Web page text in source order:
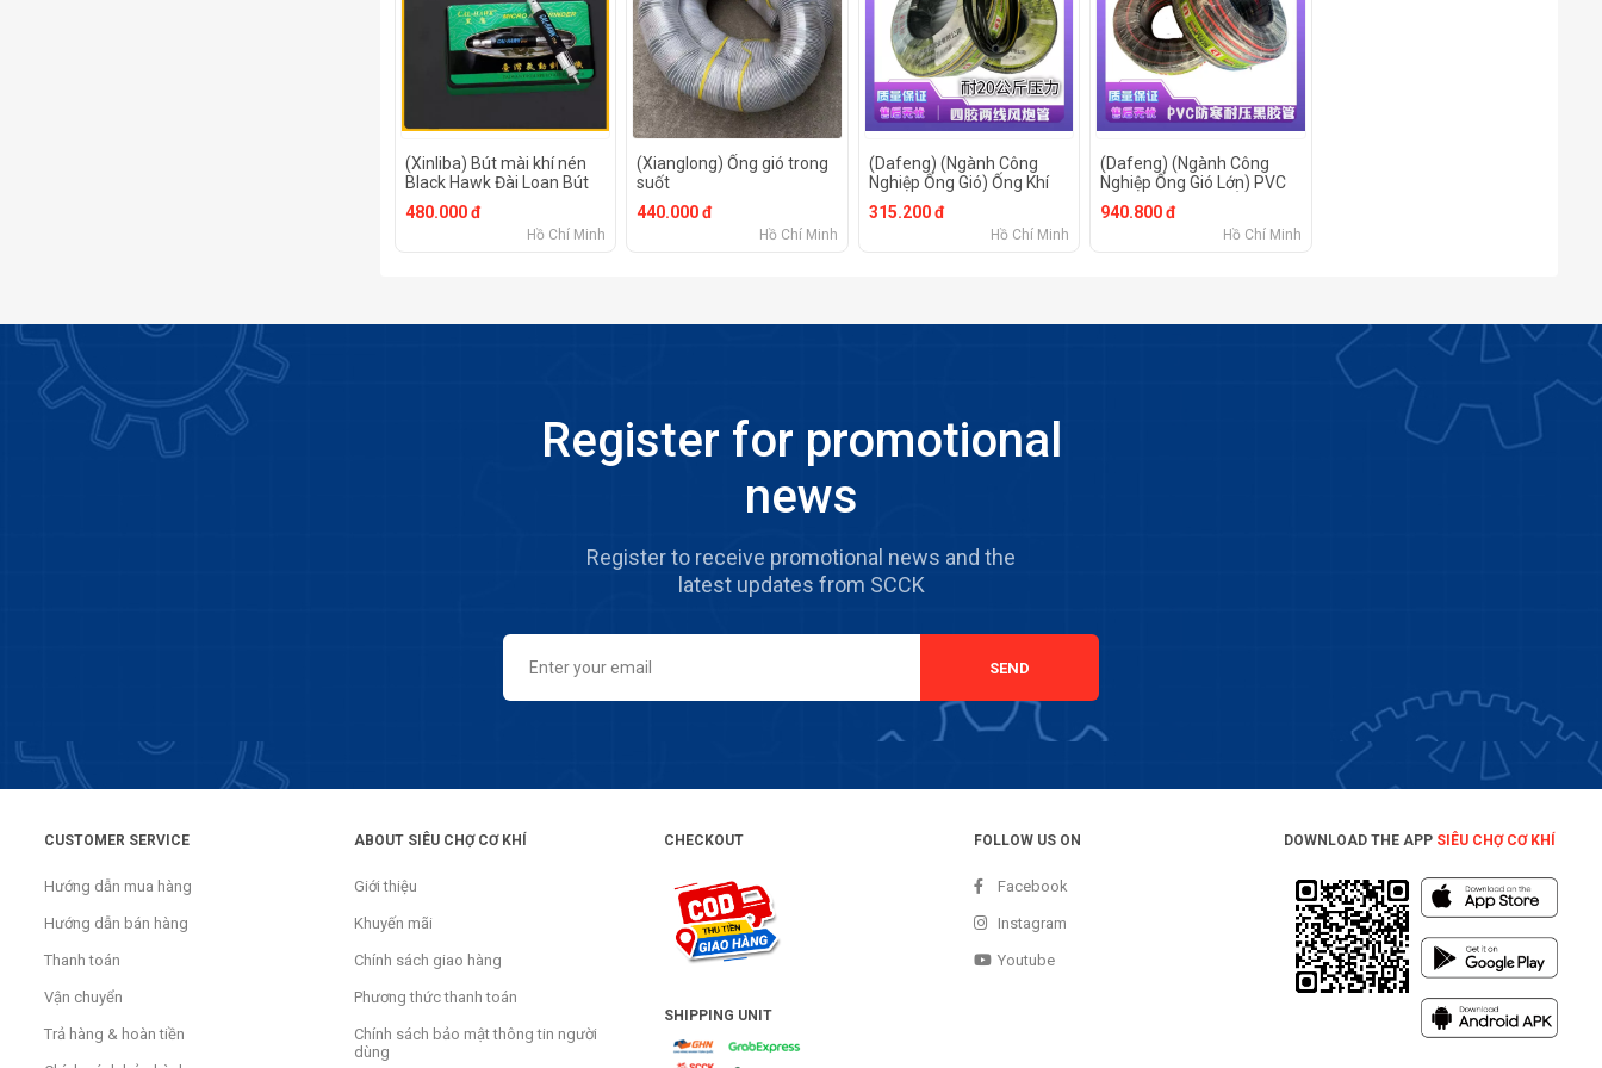
(Xinliba) Bút mài khí nén
Black Hawk Đài Loan Bút
mài khắc khí nén CAL370A
Máy đánh bóng khắc và
đánh bóng cấp công
480.000 đ
Hồ Chí Minh
(Xianglong) Ống gió trong
suốt
440.000 đ
Hồ Chí Minh
(Dafeng) (Ngành Công
Nghiệp Ống Gió) Ống Khí
Bên Màu Đen Và Màu
Vàng
315.200 đ
Hồ Chí Minh
(Dafeng) (Ngành Công
Nghiệp Ống Gió Lớn) PVC
Chống Lạnh Chịu Áp Lực
Ống Màu Đỏ Vinyl
940.800 đ
Hồ Chí Minh
Register for promotional
news
Register to receive promotional news and the
latest updates from SCCK
SEND
CUSTOMER SERVICE
Hướng dẫn mua hàng
Hướng dẫn bán hàng
Thanh toán
Vận chuyển
Trả hàng & hoàn tiền
ABOUT SIÊU CHỢ CƠ KHÍ
Giới thiệu
Khuyến mãi
Chính sách giao hàng
Phương thức thanh toán
Chính sách bảo mật thông tin người
dùng
CHECKOUT
SHIPPING UNIT
FOLLOW US ON
Facebook
Instagram
Youtube
DOWNLOAD THE APP SIÊU CHỢ CƠ KHÍ